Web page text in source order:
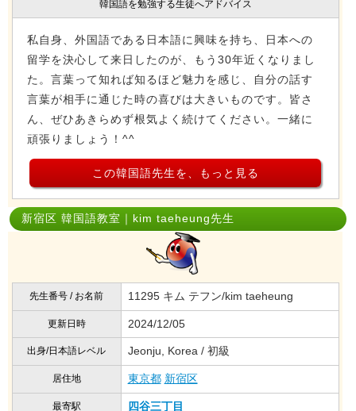
韓国語を勉強する生徒へアドバイス
私自身、外国語である日本語に興味を持ち、日本への
留学を決心して来日したのが、もう30年近くなりまし
た。言葉って知れば知るほど魅力を感じ、自分の話す
言葉が相手に通じた時の喜びは大きいものです。皆さ
ん、ぜひあきらめず根気よく続けてください。一緒に
頑張りましょう！^^
この韓国語先生を、もっと見る
新宿区 韓国語教室｜kim taeheung先生
先生番号 / お名前 11295 キム テフン/kim taeheung
更新日時 2024/12/05
出身/日本語レベル Jeonju, Korea / 初級
居住地 東京都 新宿区
最寄駅 四谷三丁目